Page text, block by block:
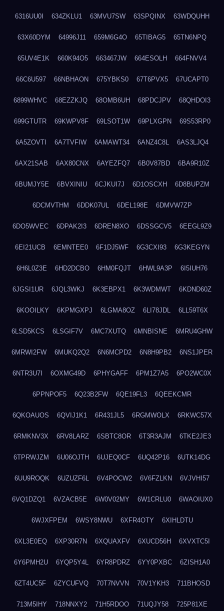
6316UU0I 634ZKLU1 63MVU7SW 63SPQINX 63WDQUHH
63X60DYM 64996J11 659M6G4O 65TIBAG5 65TN6NPQ
65UV4E1K 660K94O5 663467JW 664ESOLH 664FNVV4
66C6U597 66NBHAON 675YBKS0 67T6PVX5 67UCAPT0
6899WHVC 68EZZKJQ 68OMB6UH 68PDCJPV 68QHDOI3
699GTUTR 69KWPV8F 69LSOT1W 69PLXGPN 69S53RP0
6A5ZOVTI 6A7TVFIW 6AMAWT34 6ANZ4C8L 6AS3LJQ4
6AX21SAB 6AX80CNX 6AYEZFQ7 6B0V87BD 6BA9R10Z
6BUMJY5E 6BVXINIU 6CJKUI7J 6D1OSCXH 6D8BUPZM
6DCMVTHM 6DDK07UL 6DEL198E 6DMVW7ZP
6DO5WVEC 6DPAK2I3 6DREN8XO 6DSSGCV5 6EEGL9Z9
6EI21UCB 6EMNTEE0 6F1DJ5WF 6G3CXI93 6G3KEGYN
6H6L0Z3E 6HD2DCBO 6HM0FQJT 6HWL9A3P 6I5IUH76
6JGSI1UR 6JQL3WKJ 6K3EBPX1 6K3WDMWT 6KDND60Z
6KOOILKY 6KPMGXPJ 6LGMA8OZ 6LI78JDL 6LL59T6X
6LSD5KCS 6LSGIF7V 6MC7XUTQ 6MNBISNE 6MRU4GHW
6MRWI2FW 6MUKQ2Q2 6N6MCPD2 6N8H9PB2 6NS1JPER
6NTR3U7I 6OXMG49D 6PHYGAFF 6PM1Z7A5 6PO2WC0X
6PPNPOF5 6Q23B2FW 6QE19FL3 6QEEKCMR
6QKOAUOS 6QVIJ1K1 6R431JL5 6RGMWOLX 6RKWC57X
6RMKNV3X 6RV8LARZ 6SBTC8OR 6T3R3AJM 6TKE2JE3
6TPRWJZM 6U06OJTH 6UJEQ0CF 6UQ42P16 6UTK14DG
6UU9ROQK 6UZUZF6L 6V4POCW2 6V6FZLKN 6VJVHI57
6VQ1DZQ1 6VZACB5E 6W0V02MY 6W1CRLU0 6WAOIUX0
6WJXFPEM 6WSY8NWU 6XFR4OTY 6XIHLDTU
6XL3E0EQ 6XP30R7N 6XQUAXFV 6XUCD56H 6XVXTC5I
6Y6PMH2U 6YQP5Y4L 6YR8PDRZ 6YY0PXBC 6ZISH1A0
6ZT4UC5F 6ZYCUFVQ 70T7NVVN 70V1YKH3 711BHOSD
713M5IHY 718NNXY2 71H5RDOO 71UQJY58 725P81XE